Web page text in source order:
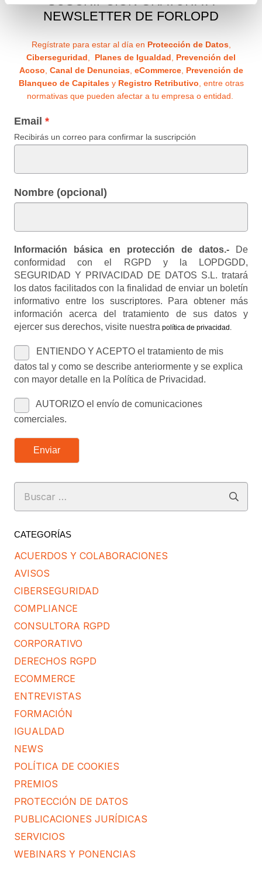
NEWSLETTER DE FORLOPD
Regístrate para estar al día en Protección de Datos,
Ciberseguridad, Planes de Igualdad, Prevención del
Acoso, Canal de Denuncias, eCommerce, Prevención de
Blanqueo de Capitalesy Registro Retributivo, entre otras
normativas que pueden afectar a tu empresa o entidad.
Email
Recibirás un correo para confirmar la suscripción
Nombre (opcional)
Información básica en protección de datos.- De
conformidad con el RGPD y la LOPDGDD,
SEGURIDAD Y PRIVACIDAD DE DATOS S.L. tratará
los datos facilitados con la finalidad de enviar un boletín
informativo entre los suscriptores. Para obtener más
información acerca del tratamiento de sus datos y
ejercer sus derechos, visite nuestra política de privacidad .
ENTIENDO Y ACEPTO el tratamiento de mis
datos tal y como se describe anteriormente y se explica
con mayor detalle en la Política de Privacidad.
AUTORIZO el envío de comunicaciones
comerciales.
Enviar
Buscar:
CATEGORÍAS
ACUERDOS Y COLABORACIONES
AVISOS
CIBERSEGURIDAD
COMPLIANCE
CONSULTORA RGPD
CORPORATIVO
DERECHOS RGPD
ECOMMERCE
ENTREVISTAS
FORMACIÓN
IGUALDAD
NEWS
POLÍTICA DE COOKIES
PREMIOS
PROTECCIÓN DE DATOS
PUBLICACIONES JURÍDICAS
SERVICIOS
WEBINARS Y PONENCIAS